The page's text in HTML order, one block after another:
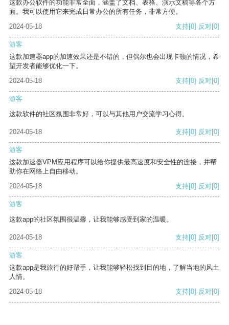
这款办公软件的功能非常全面，涵盖了文档、表格、演示文稿等各个方
面。我可以使用它来完成日常办公的所有任务，非常方便。
2024-05-18
支持[0] 反对[0]
游客
这款加速器app的加速效果还是不错的，但偶尔也会出现卡顿的情况，希
望开发者能够优化一下。
2024-05-18
支持[0] 反对[0]
游客
这款软件的社区氛围非常好，可以与其他用户交流学习心得。
2024-05-18 支持[0] 反对[0]
游客
这款加速器VPM应用程序可以给你提供最高速度和安全性的连接，并帮
助你在网络上自由移动。
2024-05-18
支持[0] 反对[0]
游客
这款app的社区氛围很温馨，让我能够感受到家的温暖。
2024-05-18 支持[0] 反对[0]
游客
这款app是我旅行的好帮手，让我能够轻松找到目的地，了解当地的风土
人情。
2024-05-18
支持[0] 反对[0]